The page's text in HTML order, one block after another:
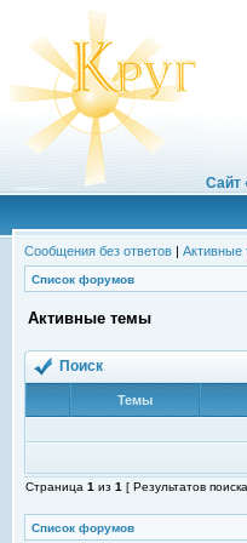
Сайт
Сообщения без ответов | Активные
Список форумов
Активные темы
Поиск
Темы
Страница 1 из 1 [ Результатов
Список форумов